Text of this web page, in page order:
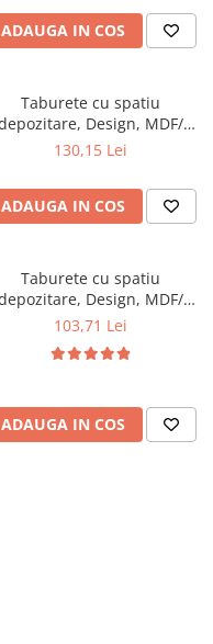
ADAUGA IN COS
Taburete cu spatiu
Design, MDF/
Piele ecologica, 100 kg, 38 x
130,15 Lei
ADAUGA IN COS
Taburete cu spatiu
Design, MDF/
Piele ecologica, 100 kg, 38 x
103,71 Lei
ADAUGA IN COS